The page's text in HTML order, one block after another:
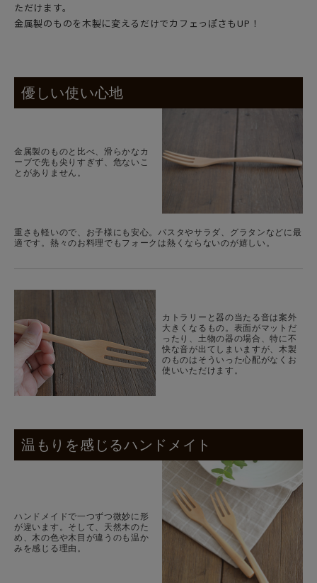
ただけます。
金属製のものを木製に変えるだけでカフェっぽさもUP！
優しい使い心地
金属製のものと比べ、滑らかなカ
ーブで先も尖りすぎず、危ないこ
とがありません。
重さも軽いので、お子様にも安心。パスタやサラダ、グラタンなどに最
適です。熱々のお料理でもフォークは熱くならないのが嬉しい。
カトラリーと器の当たる音は案外
大きくなるもの。表面がマットだ
ったり、土物の器の場合、特に不
快な音が出てしまいますが、木製
のものはそういった心配がなくお
使いいただけます。
温もりを感じるハンドメイト
ハンドメイドで一つずつ微妙に形
が違います。そして、天然木のた
め、木の色や木目が違うのも温か
みを感じる理由。